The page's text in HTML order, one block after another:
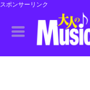
スポンサーリンク